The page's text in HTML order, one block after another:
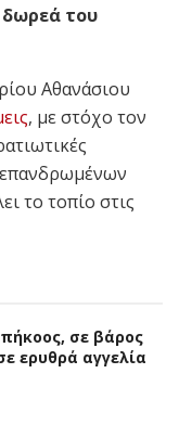
δωρεά του
Αθανάσιου
, με στόχο τον
το τοπίο στις
σε βάρος
ερυθρά αγγελία